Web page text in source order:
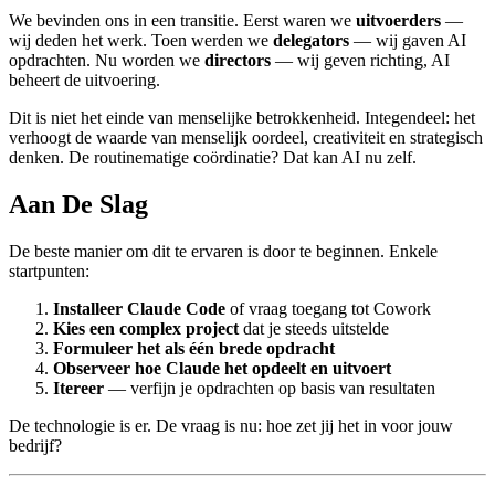
We bevinden ons in een transitie. Eerst waren we uitvoerders —
wij deden het werk. Toen werden we delegators — wij gaven AI
opdrachten. Nu worden we directors — wij geven richting, AI
beheert de uitvoering.
Dit is niet het einde van menselijke betrokkenheid. Integendeel: het
verhoogt de waarde van menselijk oordeel, creativiteit en strategisch
denken. De routinematige coördinatie? Dat kan AI nu zelf.
Aan De Slag
De beste manier om dit te ervaren is door te beginnen. Enkele
startpunten:
Installeer Claude Code of vraag toegang tot Cowork
Kies een complex project dat je steeds uitstelde
Formuleer het als één brede opdracht
Observeer hoe Claude het opdeelt en uitvoert
Itereer — verfijn je opdrachten op basis van resultaten
De technologie is er. De vraag is nu: hoe zet jij het in voor jouw
bedrijf?